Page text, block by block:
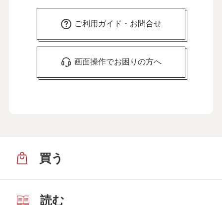
ご利用ガイド・お問合せ
画面操作でお困りの方へ
買う
読む